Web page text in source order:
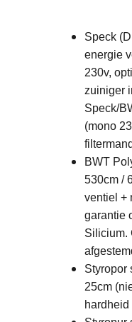
Speck
energie
230v,
zuiniger
Speck/
(mono
BWT
530cm /
ventiel +
garantie
Silicium.
Styropor
25cm